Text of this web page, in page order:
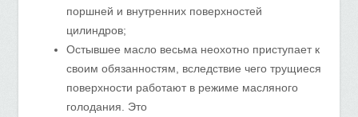
поршней и внутренних поверхностей
цилиндров;
Остывшее масло весьма неохотно приступает к
своим обязанностям, вследствие чего трущиеся
поверхности работают в режиме масляного
голодания. Это